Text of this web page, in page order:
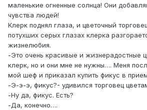
маленькие огненные солнца! Они
чувства людей!
Клерк поднял глаза, и цветочный
потухших серых глазах клерка
жизнелюбия.
-Это очень красивые и жизнерадостные
клерк, но и они мне не нужны…. Меня
мой шеф и приказал купить фикус в
-Э-э-э, фикус?- удивился торговец
-Ну да, фикус. Есть?
-Да, конечно….